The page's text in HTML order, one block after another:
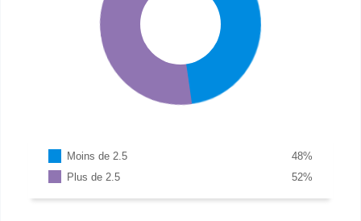
Moins de 2.5 %
48
Plus de 2.5
%
52